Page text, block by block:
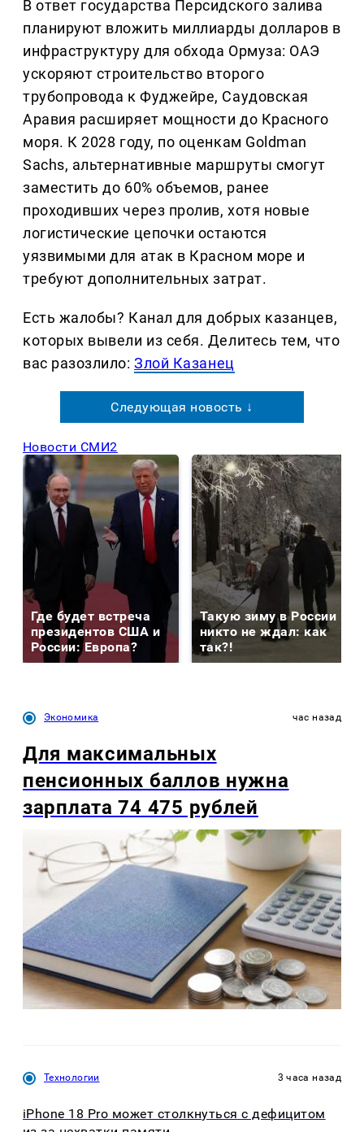
В ответ государства Персидского залива
планируют вложить миллиарды долларов в
инфраструктуру для обхода Ормуза: ОАЭ
ускоряют строительство второго
трубопровода к Фуджейре, Саудовская
Аравия расширяет мощности до Красного
моря. К 2028 году, по оценкам Goldman
Sachs, альтернативные маршруты смогут
заместить до 60% объемов, ранее
проходивших через пролив, хотя новые
логистические цепочки остаются
уязвимыми для атак в Красном море и
требуют дополнительных затрат.
Есть жалобы? Канал для добрых казанцев,
которых вывели из себя. Делитеcь тем, что
вас разозлило:Злой Казанец
Следующая новость ↓
Новости СМИ2
Где будет встреча
президентов США и
России: Европа?
Такую зиму в России
никто не ждал: как
так?!
Экономика час назад
Для максимальных
пенсионных баллов нужна
зарплата 74 475 рублей
Технологии 3 часа назад
iPhone 18 Pro может столкнуться с дефицитом